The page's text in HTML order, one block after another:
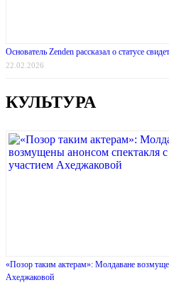
Основатель Zenden рассказал о статусе
22.02.2026
КУЛЬТУРА
«Позор таким актерам»: Молдаване
Ахеджаковой